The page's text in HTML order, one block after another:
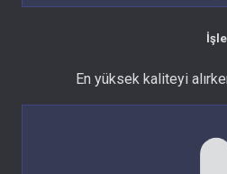
İşle
En yüksek kaliteyi